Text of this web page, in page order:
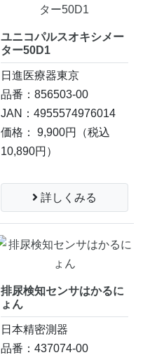
ユニコパルスオキシメー
ター50D1
日進医療器東京
品番：856503-00
JAN：4955574976014
価格： 9,900円
（税込
10,890円）
詳しくみる
排尿検知センサはかるに
ょん
日本精密測器
品番：437074-00